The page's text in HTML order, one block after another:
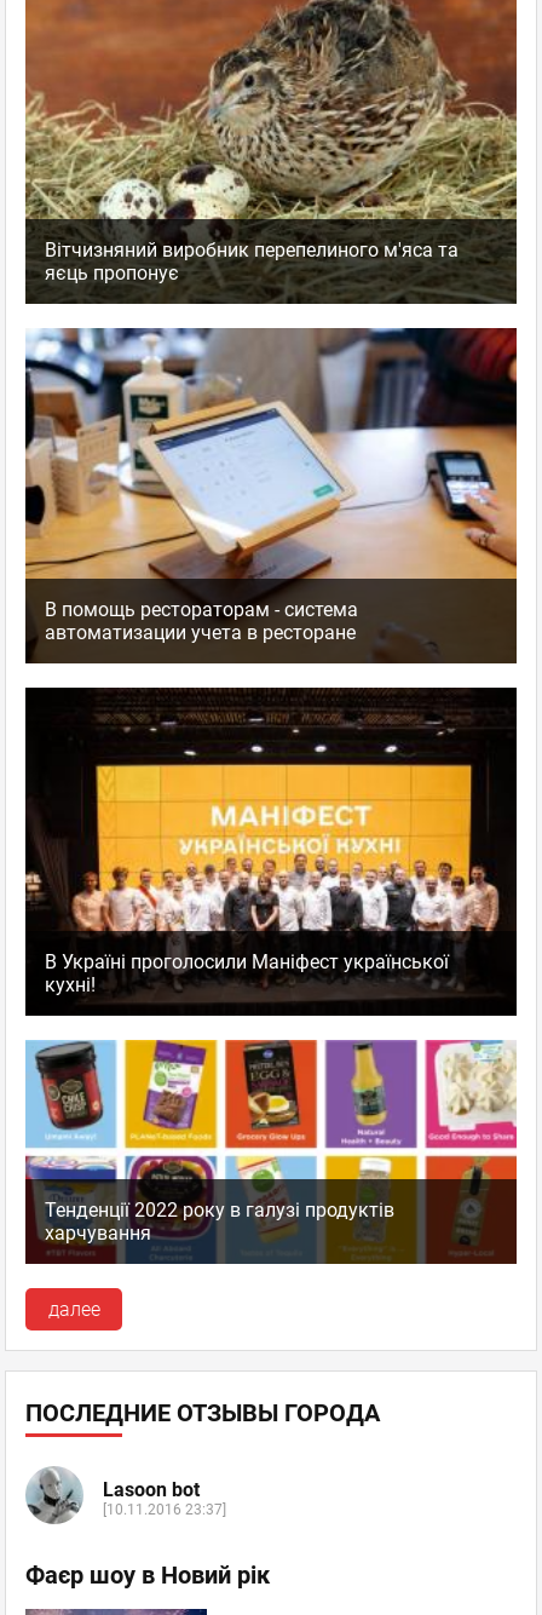
Вітчизняний виробник перепелиного м'яса та
яєць пропонує
В помощь рестораторам - система
автоматизации учета в ресторане
В Україні проголосили Маніфест української
кухні!
Тенденції 2022 року в галузі продуктів
харчування
далее
ПОСЛЕДНИЕ ОТЗЫВЫ ГОРОДА
Lasoon bot
[10.11.2016 23:37]
Фаєр шоу в Новий рік